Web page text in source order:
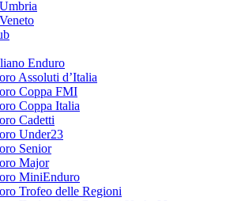
Enduro
Assoluti d’Italia
Coppa FMI
Coppa Italia
Cadetti
Under23
Senior
Major
MiniEnduro
Trofeo delle Regioni